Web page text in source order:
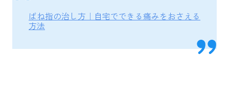
ばね指の治し方｜自宅でできる痛みをおさえる
方法